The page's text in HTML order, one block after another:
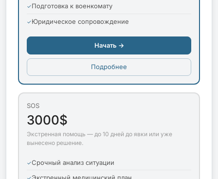
Подготовка к военкомату
Юридическое сопровождение
Начать →
Подробнее
SOS
3000$
Экстренная помощь — до 10 дней до явки или уже
вынесено решение.
Срочный анализ ситуации